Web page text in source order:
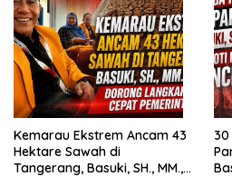
Kemarau Ekstrem Ancam 43
Hektare Sawah di
Tangerang, Basuki, SH., MM.,